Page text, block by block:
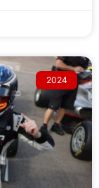
2024